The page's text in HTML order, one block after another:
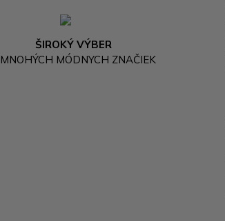
ŠIROKÝ VÝBER
MÓDNYCH ZNAČIEK